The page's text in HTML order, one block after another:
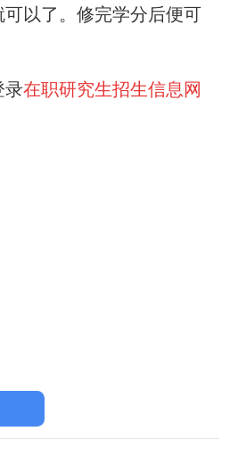
以了。修完学分后便可
录在职研究生招生信息网